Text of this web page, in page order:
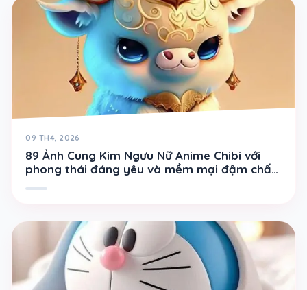
09 TH4, 2026
89 Ảnh Cung Kim Ngưu Nữ Anime Chibi với
phong thái đáng yêu và mềm mại đậm chất